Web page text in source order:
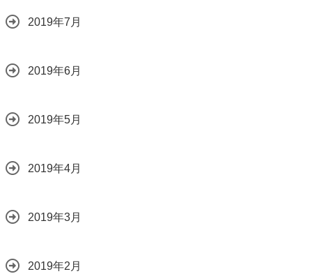
2019年7月
2019年6月
2019年5月
2019年4月
2019年3月
2019年2月